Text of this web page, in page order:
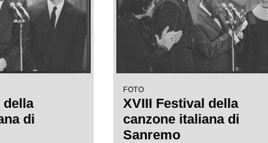
della
di
FOTO
XVIII Festival della
canzone italiana di
Sanremo